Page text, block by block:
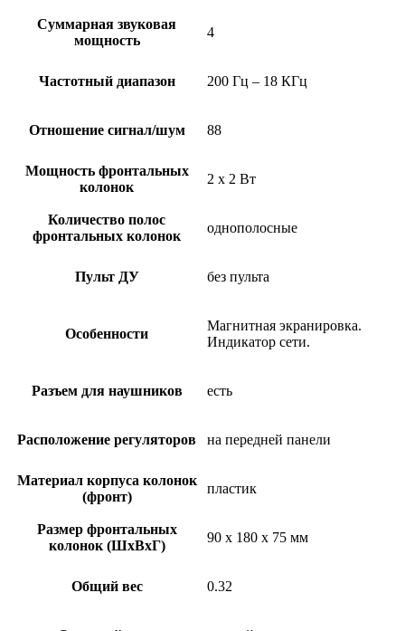
Суммарная звуковая
мощность
4
Частотный диапазон 200 Гц – 18 КГц
Отношение сигнал/шум 88
Мощность фронтальных
колонок
2 х 2 Вт
Количество полос
фронтальных колонок
однополосные
Пульт ДУ без пульта
Особенности
Магнитная экранировка.
Индикатор сети.
Разъем для наушников есть
Расположение регуляторов на передней панели
Материал корпуса колонок
(фронт)
пластик
Размер фронтальных
колонок (ШхВхГ)
90 х 180 х 75 мм
Общий вес 0.32